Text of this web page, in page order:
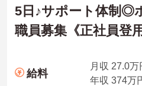
5日♪サポート体制◎
職員募集《正社員登
給料
年収 374万